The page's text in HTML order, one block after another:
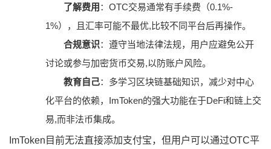
了解费用 ：OTC交易通常有手续费（0.1%-
1%），且汇率可能不最优,比较不同平台后再操作。
合规意识：遵守当地法律法规，用户应避免公开
讨论或参与加密货币交易,以防账户风险。
教育自己：多学习区块链基础知识，减少对中心
化平台的依赖，ImToken的强大功能在于DeFi和链上交
易,而非法币集成。
ImToken目前无法直接添加支付宝，但用户可以通过OTC平